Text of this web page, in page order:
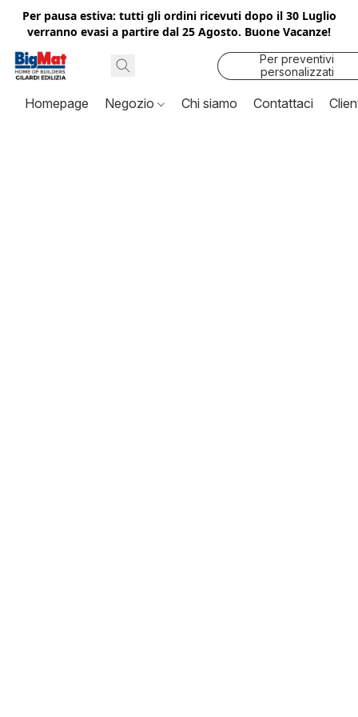
Per pausa estiva: tutti gli ordini ricevuti dopo il 30 Luglio
verranno evasi a partire dal 25 Agosto. Buone Vacanze!
Per preventivi
personalizzati
contattaci
Homepage Negozio Chi siamo Contattaci